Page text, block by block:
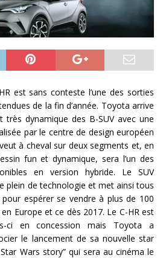
est sans conteste l’une des sorties
de la fin d’année. Toyota arrive
dynamique des B-SUV avec une
par le centre de design européen
à cheval sur deux segments et, en
fun et dynamique, sera l’un des
en version hybride. Le SUV
plein de technologie et met ainsi tous
espérer se vendre à plus de 100
Europe et ce dès 2017. Le C-HR est
ci en concession mais Toyota a
le lancement de sa nouvelle star
Wars story” qui sera au cinéma le